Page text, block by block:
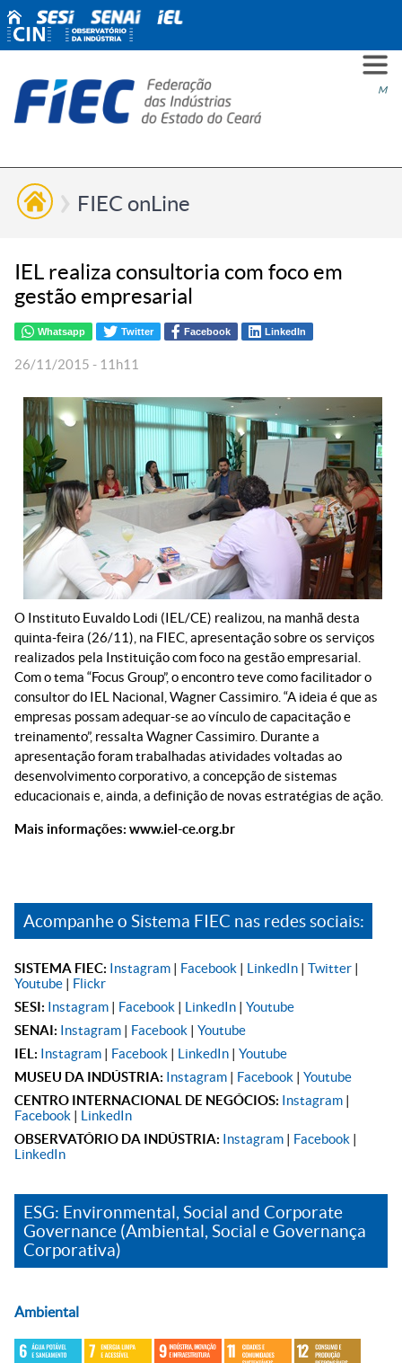
Menu
VOCÊ
ESG
NÓS
FIEC onLine
IEL realiza consultoria com foco em
gestão empresarial
Whatsapp Twitter Facebook LinkedIn
26/11/2015 - 11h11
O Instituto Euvaldo Lodi (IEL/CE) realizou, na manhã desta
quinta-feira (26/11), na FIEC, apresentação sobre os serviços
realizados pela Instituição com foco na gestão empresarial.
Com o tema “Focus Group”, o encontro teve como facilitador o
consultor do IEL Nacional, Wagner Cassimiro. “A ideia é que as
empresas possam adequar-se ao vínculo de capacitação e
treinamento”, ressalta Wagner Cassimiro. Durante a
apresentação foram trabalhadas atividades voltadas ao
desenvolvimento corporativo, a concepção de sistemas
educacionais e, ainda, a definição de novas estratégias de ação.
Mais informações: www.iel-ce.org.br
Acompanhe o Sistema FIEC nas redes sociais:
SISTEMA FIEC: Instagram | Facebook | LinkedIn | Twitter |
Youtube | Flickr
SESI: Instagram | Facebook | LinkedIn | Youtube
SENAI: Instagram | Facebook | Youtube
IEL: Instagram | Facebook | LinkedIn | Youtube
MUSEU DA INDÚSTRIA: Instagram | Facebook | Youtube
CENTRO INTERNACIONAL DE NEGÓCIOS: Instagram |
Facebook | LinkedIn
OBSERVATÓRIO DA INDÚSTRIA: Instagram | Facebook |
LinkedIn
ESG: Environmental, Social and Corporate
Governance (Ambiental, Social e Governança
Corporativa)
Ambiental